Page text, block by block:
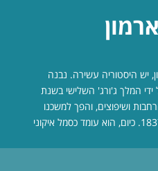
יש היסטוריה עשירה. נבנה
נרכש על ידי המלך ג'ורג' השלישי בשנת
ושיפוצים, והפך למשכנו
הרשמי של המלך הבריטי בשנת 1837. כיום, הוא עומד כסמל איקוני